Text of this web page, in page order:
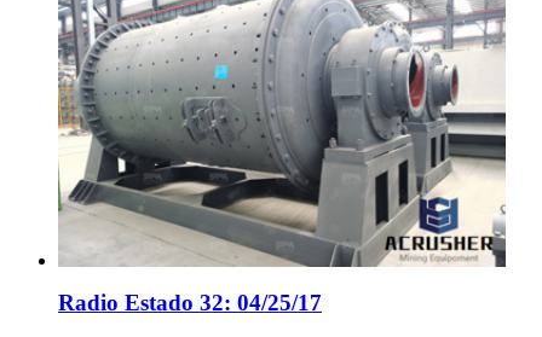
Radio Estado 32: 04/25/17